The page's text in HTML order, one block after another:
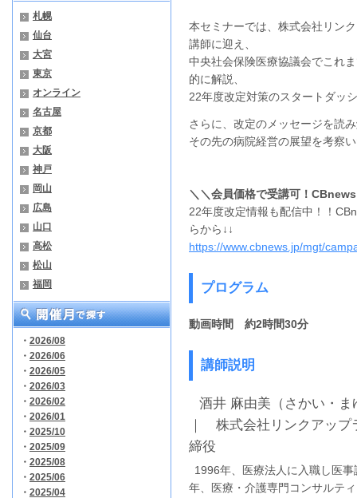
札幌
仙台
大宮
東京
オンライン
名古屋
京都
大阪
神戸
岡山
広島
山口
高松
松山
福岡
・ 2026/08
・ 2026/06
・ 2026/05
・ 2026/03
・ 2026/02
・ 2026/01
・ 2025/10
・ 2025/09
・ 2025/08
・ 2025/06
・ 2025/04
本セミナーでは、 株式会社リン
講師に迎え、
中央社会保険医療協議会でこれ
的に解説、
22年度改定対策のスタートダッ
さらに、改定のメッセージを読
その先の病院経営の展望を考察
＼＼会員価格で受講可！
22年度改定情報も配信中！！
らから↓↓
https://www.cbnews.jp/mgt/
プログラム
動画時間 約2時間30分
講師説明
酒井 麻由美（さかい・
｜ 株式会社リンクアッ
締役
1996年、医療法人に入職し医事
年、医療・介護専門コンサルテ